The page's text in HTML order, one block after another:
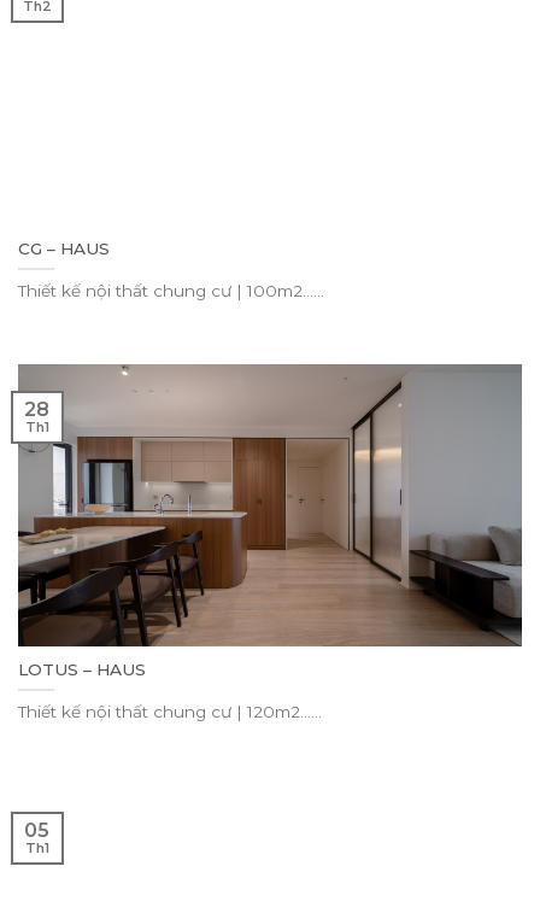
CG – HAUS
Thiết kế nội thất chung cư | 100m2......
Th2
LOTUS – HAUS
Thiết kế nội thất chung cư | 120m2......
28
Th1
05
Th1